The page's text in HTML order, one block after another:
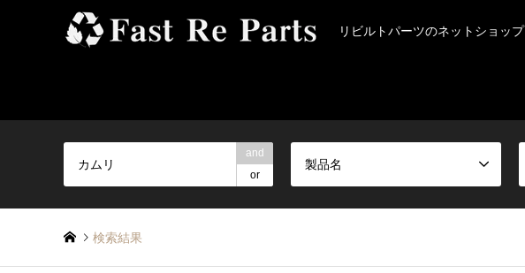
リビルトパーツのネットショップ
and
or
製品名
検索結果